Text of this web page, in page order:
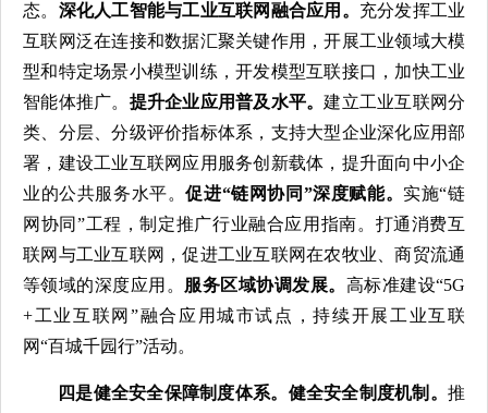
态。 深化人工智能与工业互联网融合应用。 充分发挥工业
互联网泛在连接和数据汇聚关键作用，开展工业领域大模
型和特定场景小模型训练，开发模型互联接口，加快工业
智能体推广。 提升企业应用普及水平。建立工业互联网分
类、分层、分级评价指标体系，支持大型企业深化应用部
署，建设工业互联网应用服务创新载体，提升面向中小企
业的公共服务水平。促进“链网协同”深度赋能。 实施“链
网协同”工程，制定推广行业融合应用指南。打通消费互
联网与工业互联网，促进工业互联网在农牧业、商贸流通
等领域的深度应用。 服务区域协调发展。 高标准建设“5G
+工业互联网”融合应用城市试点，持续开展工业互联
网“百城千园行”活动。
四是健全安全保障制度体系。健全安全制度机制。 推